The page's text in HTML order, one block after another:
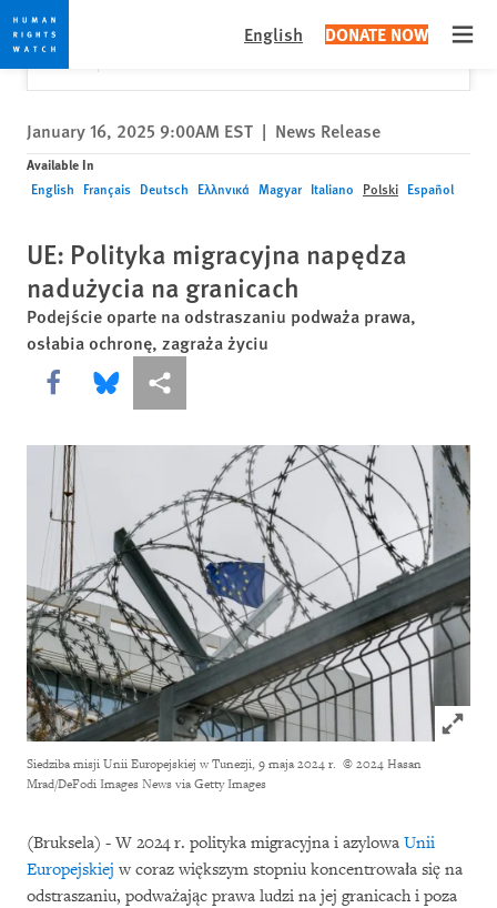
Skip
to
cookie
privacy
notice
Skip
to
main
content
English DONATE NOW
Would you like to read this page in English?
Yes
✕
January 16, 2025 9:00AM EST | News Release
Available In
English Français Deutsch Ελληνικά Magyar Italiano Polski Español
UE: Polityka migracyjna napędza
nadużycia na granicach
Podejście oparte na odstraszaniu podważa prawa,
osłabia ochronę, zagraża życiu
Share this via Facebook
Share this via Bluesky
More sharing options
Click
Siedziba misji Unii Europejskiej w Tunezji, 9 maja 2024 r. © 2024 Hasan
Mrad/DeFodi Images News via Getty Images
(Bruksela) - W 2024 r. polityka migracyjna i azylowa Unii
Europejskiej w coraz większym stopniu koncentrowała się na
odstraszaniu, podważając prawa ludzi na jej granicach i poza